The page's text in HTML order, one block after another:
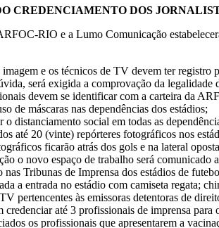
CREDENCIAMENTO DOS
RIO e a Lumo Comunicação
imagem e os técnicos de TV devem ter registro
será exigida a comprovação da legalidade
devem se identificar com a carteira da
de máscaras nas dependências dos estádios;
o distanciamento social em todas as
até 20 (vinte) repórteres fotográficos nos
ficarão atrás dos gols e na lateral
o novo espaço de trabalho será comunicado
nas Tribunas de Imprensa dos estádios de
a entrada no estádio com camiseta regata;
pertencentes às emissoras detentoras de
credenciar até 3 profissionais de imprensa
os profissionais que apresentarem a